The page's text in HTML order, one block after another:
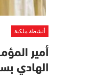
أنشطة ملكية
أمير
الهادي